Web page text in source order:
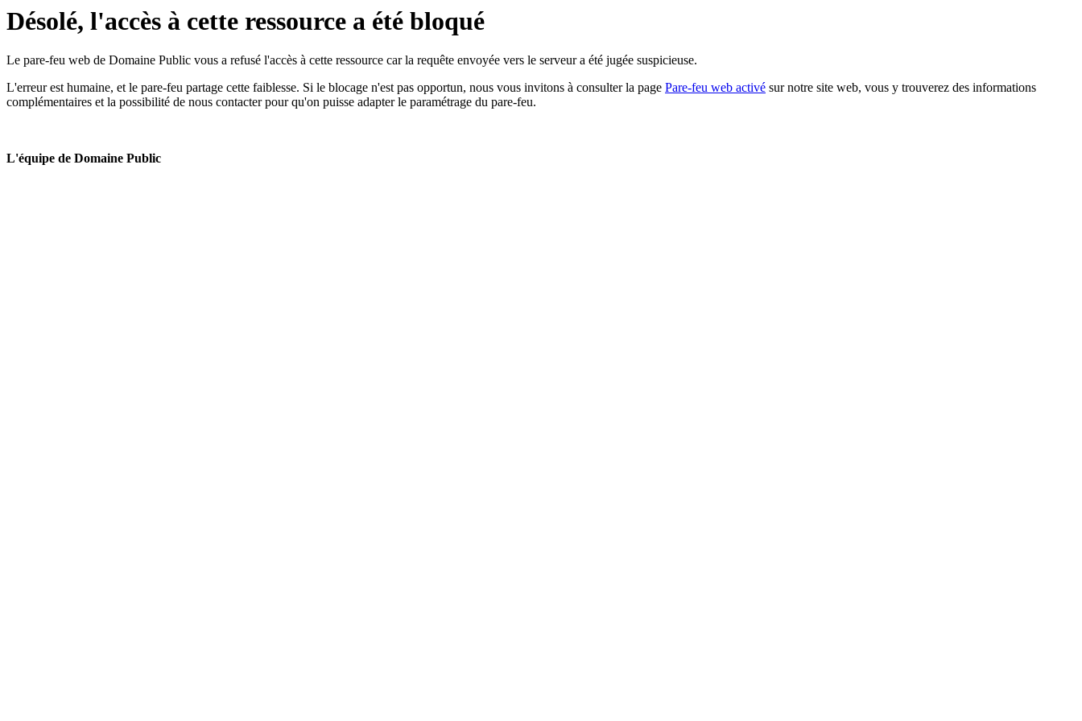
Désolé, l'accès à cette ressource a été bloqué
Le pare-feu web de Domaine Public vous a refusé l'accès à cette ressource car la requête envoyée vers le serveur a été jugée suspicieuse.
L'erreur est humaine, et le pare-feu partage cette faiblesse. Si le blocage n'est pas opportun, nous vous invitons à consulter la page Pare-feu web activé sur notre site web, vous y trouverez des informations
complémentaires et la possibilité de nous contacter pour qu'on puisse adapter le paramétrage du pare-feu.
L'équipe de Domaine Public